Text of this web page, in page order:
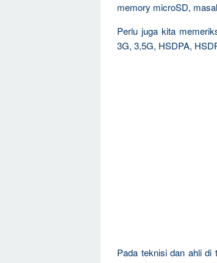
memory microSD,
Perlu juga kita
3G, 3,5G, HSDPA,
Pada teknisi dan ahli